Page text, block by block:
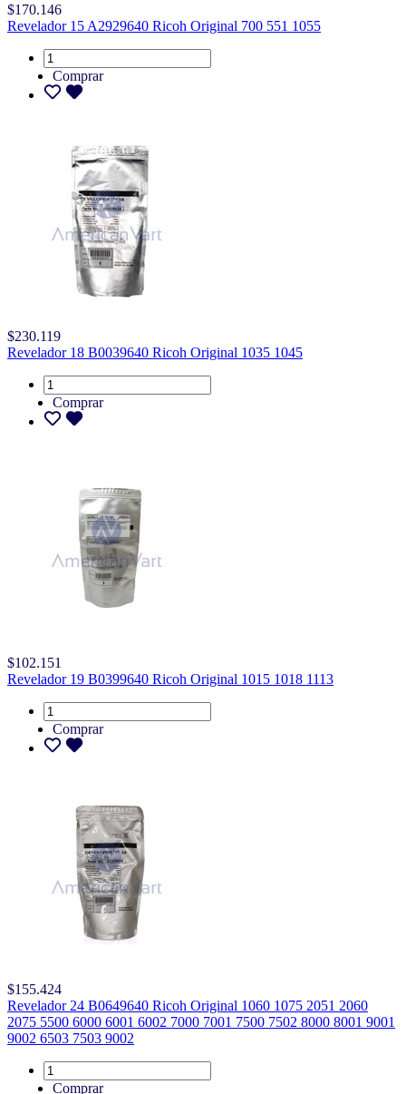
$170.146
Revelador 15 A2929640 Ricoh Original 700 551 1055
Comprar
$230.119
Revelador 18 B0039640 Ricoh Original 1035 1045
Comprar
$102.151
Revelador 19 B0399640 Ricoh Original 1015 1018 1113
Comprar
$155.424
Revelador 24 B0649640 Ricoh Original 1060 1075 2051 2060
2075 5500 6000 6001 6002 7000 7001 7500 7502 8000 8001 9001
9002 6503 7503 9002
Comprar